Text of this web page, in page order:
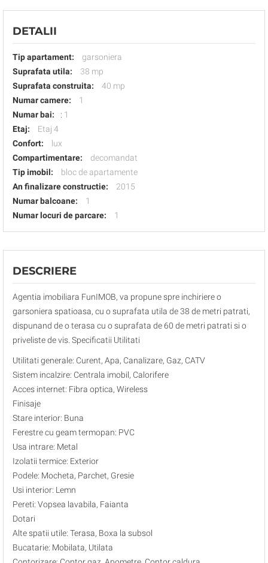
DETALII
Tip apartament:
garsoniera
Suprafata utila:
38 mp
Suprafata construita:
40 mp
Numar camere:
1
Numar bai:
: 1
Etaj:
Etaj 4
Confort:
lux
Compartimentare:
decomandat
Tip imobil:
bloc de apartamente
An finalizare constructie:
2015
Numar balcoane:
1
Numar locuri de parcare:
1
DESCRIERE
Agentia imobiliara FunIMOB, va propune spre inchiriere o
garsoniera spatioasa, cu o suprafata utila de 38 de metri patrati,
dispunand de o terasa cu o suprafata de 60 de metri patrati si o
priveliste de vis. Specificatii Utilitati
Utilitati generale: Curent, Apa, Canalizare, Gaz, CATV
Sistem incalzire: Centrala imobil, Calorifere
Acces internet: Fibra optica, Wireless
Finisaje
Stare interior: Buna
Ferestre cu geam termopan: PVC
Usa intrare: Metal
Izolatii termice: Exterior
Podele: Mocheta, Parchet, Gresie
Usi interior: Lemn
Pereti: Vopsea lavabila, Faianta
Dotari
Alte spatii utile: Terasa, Boxa la subsol
Bucatarie: Mobilata, Utilata